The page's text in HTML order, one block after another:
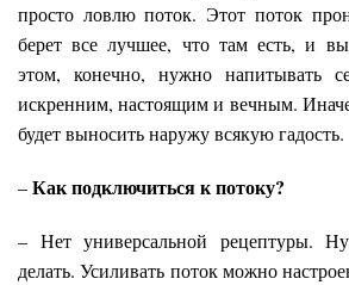
просто ловлю поток. Этот поток
берет все лучшее, что там есть, и
этом, конечно, нужно напитывать
искренним, настоящим и вечным.
будет выносить наружу всякую гадость.
–Как подключиться к потоку?
– Нет универсальной рецептуры.
делать. Усиливать поток можно